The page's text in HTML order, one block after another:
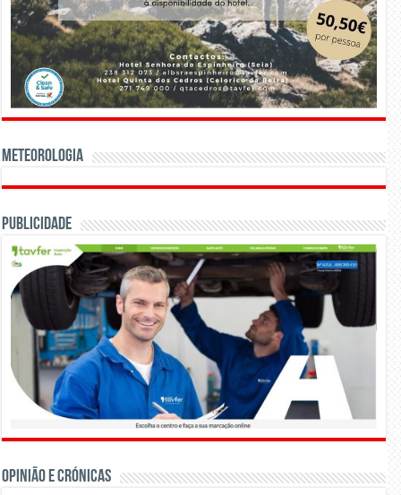
Meteorologia
Publicidade
OPINIÃO E CRÓNICAS